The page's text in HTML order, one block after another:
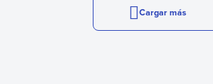
Cargar más